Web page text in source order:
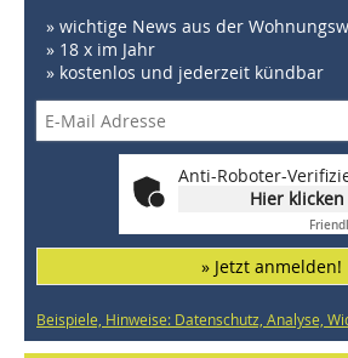
» wichtige News aus der
» 18 x im Jahr
» kostenlos und jederzeit kündbar
Anti-Roboter-
Hier klicken
» Jetzt anmelden!
Beispiele, Hinweise: Datenschutz, Analyse,